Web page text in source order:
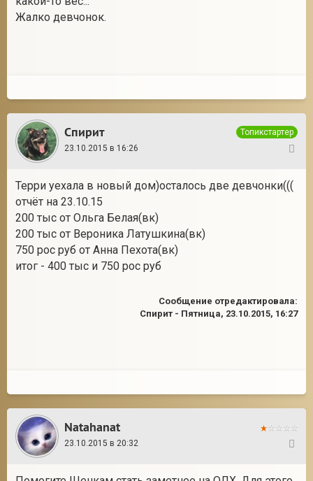
Жалко девчонок.
Спирит
Топикстартер
23.10.2015 в 16:26
Терри уехала в новый дом)осталось две девчонки(((
отчёт на 23.10.15
200 тыс от Ольга Белая(вк)
200 тыс от Вероника Латушкина(вк)
750 рос руб от Анна Пехота(вк)
итог - 400 тыс и 750 рос руб
Сообщение отредактировала:
Спирит - Пятница, 23.10.2015, 16:27
Natahanat
23.10.2015 в 20:32